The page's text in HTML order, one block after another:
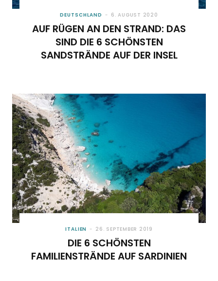
DEUTSCHLAND 6. AUGUST 2020
AUF RÜGEN AN DEN STRAND: DAS
SIND DIE 6 SCHÖNSTEN
SANDSTRÄNDE AUF DER INSEL
ITALIEN 26. SEPTEMBER 2019
DIE 6 SCHÖNSTEN
FAMILIENSTRÄNDE AUF SARDINIEN